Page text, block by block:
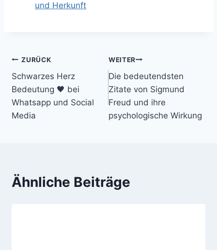
und Herkunft
Beitragsnavigation
ZURÜCK
Schwarzes Herz
Bedeutung 🖤 bei
Whatsapp und Social
Media
WEITER
Die bedeutendsten
Zitate von Sigmund
Freud und ihre
psychologische Wirkung
Ähnliche Beiträge